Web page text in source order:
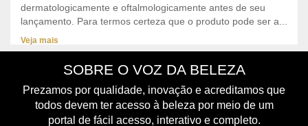
dermatologicamente e oftalmologicamente antes de seu
lançamento. Para termos certeza que o produto pode ser a...
Veja mais
SOBRE O VOZ DA BELEZA
Prezamos por qualidade, inovação e acreditamos que
todos devem ter acesso à beleza por meio de um
portal de fácil acesso, interativo e completo.